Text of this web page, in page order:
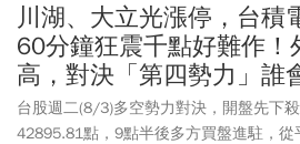
川湖、大立光漲停，台積
60分鐘狂震千點好難作！
高，對決「第四勢力」誰
台股週二(8/3)多空勢力對決，開盤先下
42895.81點，9點半後多方買盤進駐，